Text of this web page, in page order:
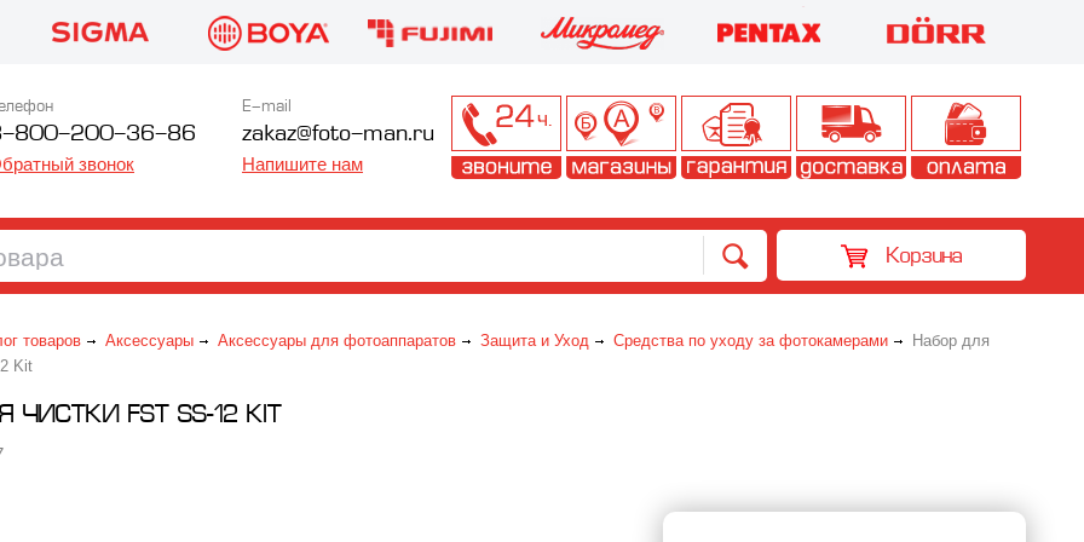
800-200-36-86
звонок
E-mail
zakaz@foto-man.ru
Напишите нам
Корзина
товаров Аксессуары Аксессуары для фотоаппаратов Защита и Уход Средства по уходу за фотокамерами
Набор для
Kit
FST SS-12 KIT